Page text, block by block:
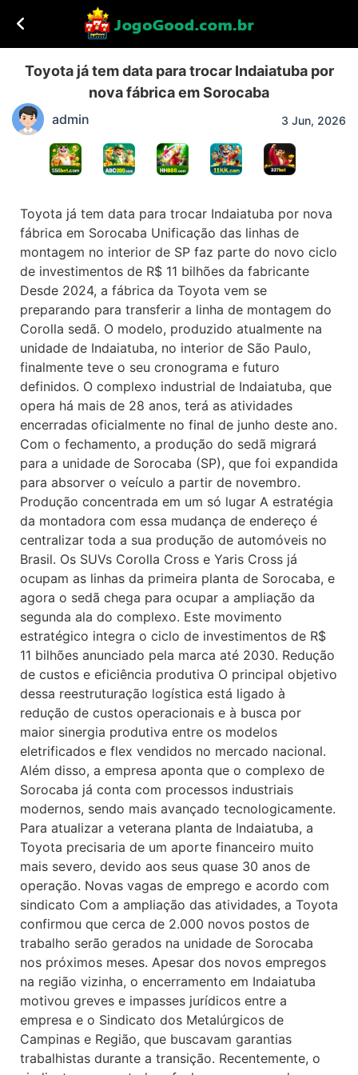
Toyota já tem data para trocar Indaiatuba por
nova fábrica em Sorocaba
admin 3 Jun, 2026
Toyota já tem data para trocar Indaiatuba por nova
fábrica em Sorocaba Unificação das linhas de
montagem no interior de SP faz parte do novo ciclo
de investimentos de R$ 11 bilhões da fabricante
Desde 2024, a fábrica da Toyota vem se
preparando para transferir a linha de montagem do
Corolla sedã. O modelo, produzido atualmente na
unidade de Indaiatuba, no interior de São Paulo,
finalmente teve o seu cronograma e futuro
definidos. O complexo industrial de Indaiatuba, que
opera há mais de 28 anos, terá as atividades
encerradas oficialmente no final de junho deste ano.
Com o fechamento, a produção do sedã migrará
para a unidade de Sorocaba (SP), que foi expandida
para absorver o veículo a partir de novembro.
Produção concentrada em um só lugar A estratégia
da montadora com essa mudança de endereço é
centralizar toda a sua produção de automóveis no
Brasil. Os SUVs Corolla Cross e Yaris Cross já
ocupam as linhas da primeira planta de Sorocaba, e
agora o sedã chega para ocupar a ampliação da
segunda ala do complexo. Este movimento
estratégico integra o ciclo de investimentos de R$
11 bilhões anunciado pela marca até 2030. Redução
de custos e eficiência produtiva O principal objetivo
dessa reestruturação logística está ligado à
redução de custos operacionais e à busca por
maior sinergia produtiva entre os modelos
eletrificados e flex vendidos no mercado nacional.
Além disso, a empresa aponta que o complexo de
Sorocaba já conta com processos industriais
modernos, sendo mais avançado tecnologicamente.
Para atualizar a veterana planta de Indaiatuba, a
Toyota precisaria de um aporte financeiro muito
mais severo, devido aos seus quase 30 anos de
operação. Novas vagas de emprego e acordo com
sindicato Com a ampliação das atividades, a Toyota
confirmou que cerca de 2.000 novos postos de
trabalho serão gerados na unidade de Sorocaba
nos próximos meses. Apesar dos novos empregos
na região vizinha, o encerramento em Indaiatuba
motivou greves e impasses jurídicos entre a
empresa e o Sindicato dos Metalúrgicos de
Campinas e Região, que buscavam garantias
trabalhistas durante a transição. Recentemente, o